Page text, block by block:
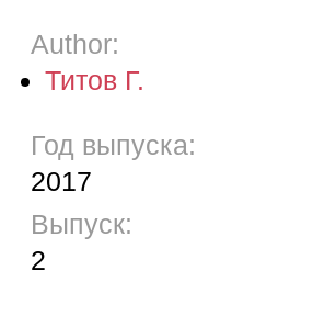
Author:
Титов Г.
Год выпуска:
2017
Выпуск:
2